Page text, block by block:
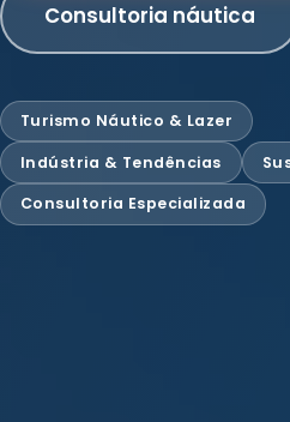
Consultoria náutica
Turismo Náutico & Lazer
Indústria & Tendências
Consultoria Especializada